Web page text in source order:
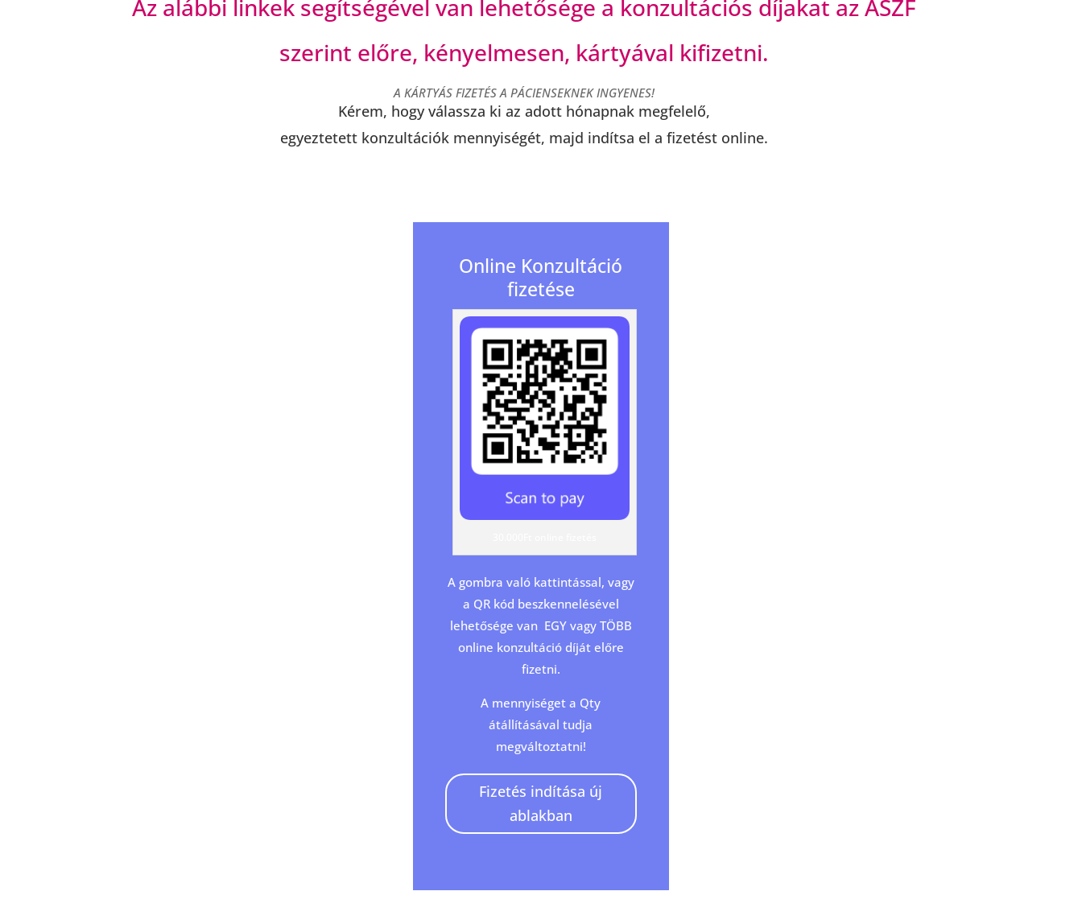
Az alábbi linkek segítségével van lehetősége a konzultációs díjakat az ASZF
szerint előre, kényelmesen, kártyával kifizetni.
A KÁRTYÁS FIZETÉS A PÁCIENSEKNEK INGYENES!
Kérem, hogy válassza ki az adott hónapnak megfelelő,
egyeztetett konzultációk mennyiségét, majd indítsa el a fizetést online.
Online Konzultáció
fizetése
A gombra való kattintással, vagy
a QR kód beszkennelésével
lehetősége van EGY vagy TÖBB
online konzultáció díját előre
fizetni.
A mennyiséget a Qty
átállításával tudja
megváltoztatni!
Fizetés indítása új
ablakban